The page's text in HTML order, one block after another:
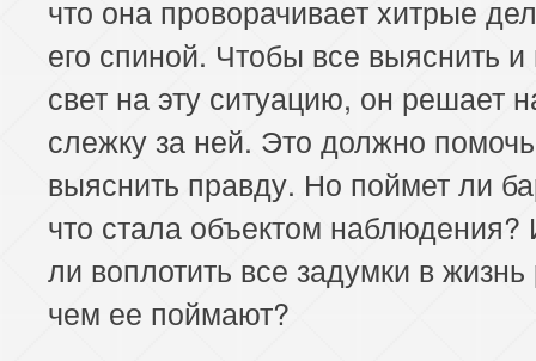
что она проворачивает хитрые
его спиной. Чтобы все выяснить и
свет на эту ситуацию, он решает
слежку за ней. Это должно
выяснить правду. Но поймет ли
что стала объектом наблюдения?
ли воплотить все задумки в
чем ее поймают?